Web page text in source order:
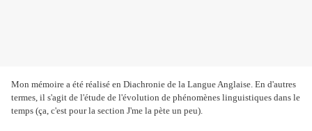
Mon mémoire a été réalisé en Diachronie de la Langue Anglaise. En d'autres
termes, il s'agit de l'étude de l'évolution de phénomènes linguistiques dans le
temps (ça, c'est pour la section J'me la pète un peu).